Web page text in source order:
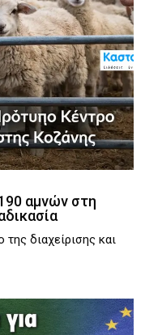
αμνών στη
διαχείρισης και